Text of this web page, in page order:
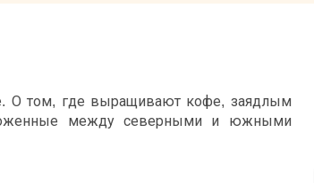
О том, где выращивают кофе, заядлым
между северными и южными